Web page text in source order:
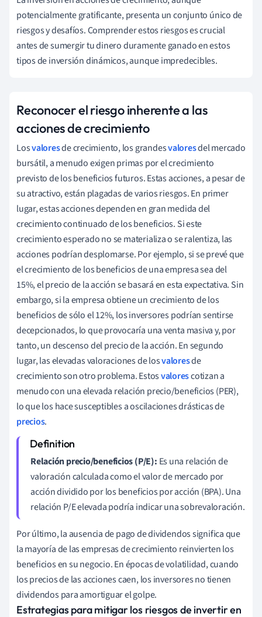
potencialmente gratificante, presenta un conjunto único de
riesgos y desafíos. Comprender estos riesgos es crucial
antes de sumergir tu dinero duramente ganado en estos
tipos de inversión dinámicos, aunque impredecibles.
Reconocer el riesgo inherente a las
acciones de crecimiento
Losvaloresde crecimiento, los grandesvaloresdel mercado
bursátil, a menudo exigen primas por el crecimiento
previsto de los beneficios futuros. Estas acciones, a pesar de
su atractivo, están plagadas de varios riesgos. En primer
lugar, estas acciones dependen en gran medida del
crecimiento continuado de los beneficios. Si este
crecimiento esperado no se materializa o se ralentiza, las
acciones podrían desplomarse. Por ejemplo, si se prevé que
el crecimiento de los beneficios de una empresa sea del
15%, el precio de la acción se basará en esta expectativa. Sin
embargo, si la empresa obtiene un crecimiento de los
beneficios de sólo el 12%, los inversores podrían sentirse
decepcionados, lo que provocaría una venta masiva y, por
tanto, un descenso del precio de la acción. En segundo
lugar, las elevadas valoraciones de losvaloresde
crecimiento son otro problema. Estosvalorescotizan a
menudo con una elevada relación precio/beneficios (PER),
lo que los hace susceptibles a oscilaciones drásticas de
precios.
Relación precio/beneficios (P/E): Es una relación de
valoración calculada como el valor de mercado por
acción dividido por los beneficios por acción (BPA). Una
relación P/E elevada podría indicar una sobrevaloración.
Por último, la ausencia de pago de dividendos significa que
la mayoría de las empresas de crecimiento reinvierten los
beneficios en su negocio. En épocas de volatilidad, cuando
los precios de las acciones caen, los inversores no tienen
dividendos para amortiguar el golpe.
Estrategias para mitigar los riesgos de invertir en